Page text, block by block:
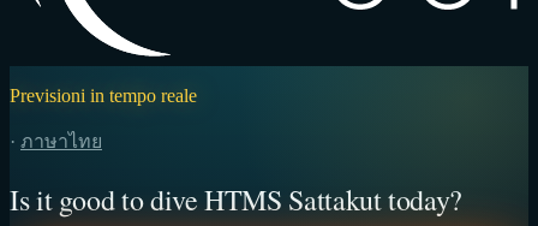
Previsioni in tempo reale
· ภาษาไทย
Is it good to dive HTMS Sattakut today?